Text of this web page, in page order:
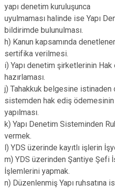
yapı denetim kuruluşunca
uyulmaması halinde ise Yapı
bildirimde bulunulması.
h) Kanun kapsamında
sertifika verilmesi.
i) Yapı denetim şirketlerinin
hazırlaması.
j) Tahakkuk belgesine
sistemden hak ediş ödemesinin
yapılması.
k) Yapı Denetim Sisteminden
vermek.
l) YDS üzerinde kayıtlı işlerin
m) YDS üzerinden Şantiye Şefi
İşlemlerini yapmak.
n) Düzenlenmiş Yapı ruhsatına